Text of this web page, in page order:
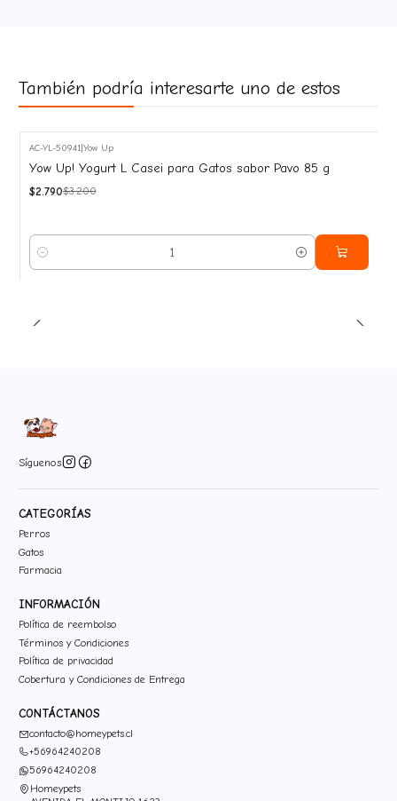
También podría interesarte uno de estos
-13%
OFF
AC-YL-50941| Yow Up
Yow Up! Yogurt L Casei para Gatos sabor Pavo 85 g
$2.790$3.200
Cantidad
Síguenos
CATEGORÍAS
Perros
Gatos
Farmacia
INFORMACIÓN
Política de reembolso
Términos y Condiciones
Política de privacidad
Cobertura y Condiciones de Entrega
CONTÁCTANOS
contacto@homeypets.cl
+56964240208
56964240208
Homeypets